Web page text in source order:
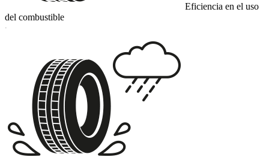
Eficiencia en el uso
del combustible
C